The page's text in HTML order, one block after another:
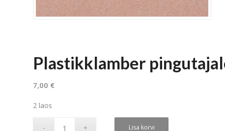
Plastikklamber
7,00 €
2 laos
Lisa korvi